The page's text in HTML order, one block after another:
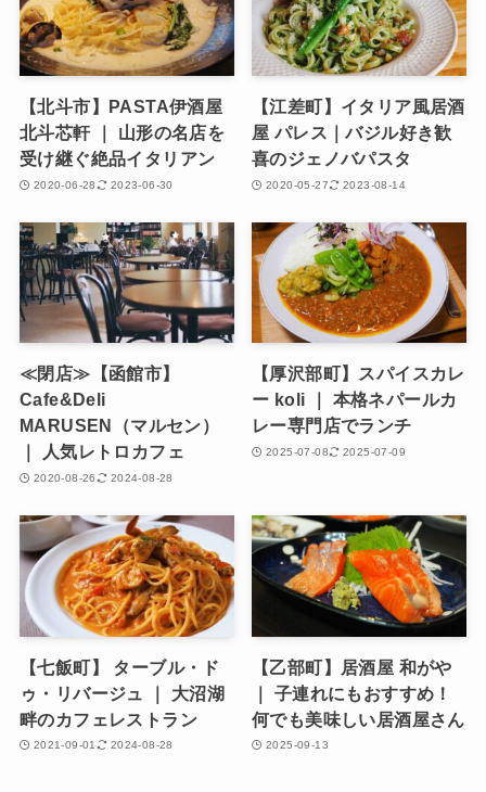
【北斗市】PASTA伊酒屋
北斗芯軒 ｜ 山形の名店を
受け継ぐ絶品イタリアン
2020-06-28 2023-06-30
【江差町】イタリア風居酒
屋 パレス｜バジル好き歓
喜のジェノバパスタ
2020-05-27 2023-08-14
≪閉店≫【函館市】
Cafe&Deli
MARUSEN（マルセン）
｜ 人気レトロカフェ
2020-08-26 2024-08-28
【厚沢部町】スパイスカレ
ー koli ｜ 本格ネパールカ
レー専門店でランチ
2025-07-08 2025-07-09
【七飯町】 ターブル・ド
ゥ・リバージュ ｜ 大沼湖
畔のカフェレストラン
2021-09-01 2024-08-28
【乙部町】居酒屋 和がや
｜ 子連れにもおすすめ！
何でも美味しい居酒屋さん
2025-09-13